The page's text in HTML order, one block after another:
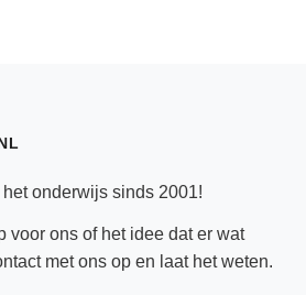
onderwijs sinds 2001!
voor ons of het idee dat er wat
met ons op en laat het weten.